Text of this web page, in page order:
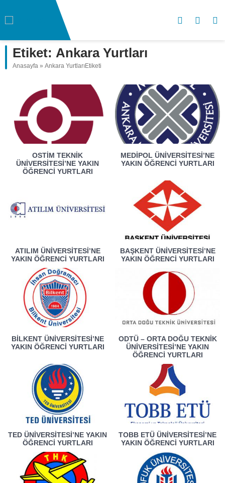
Etiket: Ankara Yurtları
Anasayfa » Ankara YurtlarıEtiketi
OSTİM TEKNIK
ÜNIVERSITESI’NE YAKIN
ÖĞRENCI YURTLARI
MEDIPOL ÜNIVERSITESI’NE
YAKIN ÖĞRENCI YURTLARI
ATILIM ÜNIVERSITESI’NE
YAKIN ÖĞRENCI YURTLARI
BAŞKENT ÜNIVERSITESI’NE
YAKIN ÖĞRENCI YURTLARI
BILKENT ÜNIVERSITESI’NE
YAKIN ÖĞRENCI YURTLARI
ODTÜ – ORTA DOĞU TEKNIK
ÜNIVERSITESI’NE YAKIN
ÖĞRENCI YURTLARI
TED ÜNIVERSITESI’NE YAKIN
ÖĞRENCI YURTLARI
TOBB ETÜ ÜNIVERSITESI’NE
YAKIN ÖĞRENCI YURTLARI